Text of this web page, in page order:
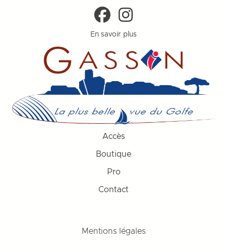
En savoir plus
Accès
Boutique
Pro
Contact
Mentions légales